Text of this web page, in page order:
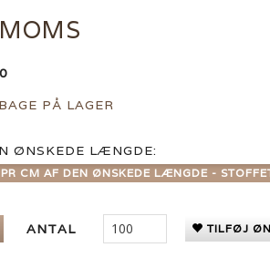
PÅ LAGER
ØNSKEDE LÆNGDE:
PR CM AF DEN ØNSKEDE LÆNGDE -
ANTAL TILFØJ